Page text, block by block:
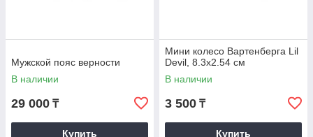
Мужской пояс верности
В наличии
29 000 ₸
Купить
Мини колесо Вартенберга Lil
Devil, 8.3х2.54 см
В наличии
3 500 ₸
Купить